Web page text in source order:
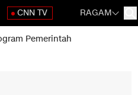
CNN TV RAGAM
Pemerintah